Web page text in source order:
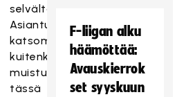
selvältä.
Asiantuntijat
katsomossa
kuitenkin
muistuttivat
tässä
F-liigan alku
häämöttää:
Avauskierrok
set syyskuun